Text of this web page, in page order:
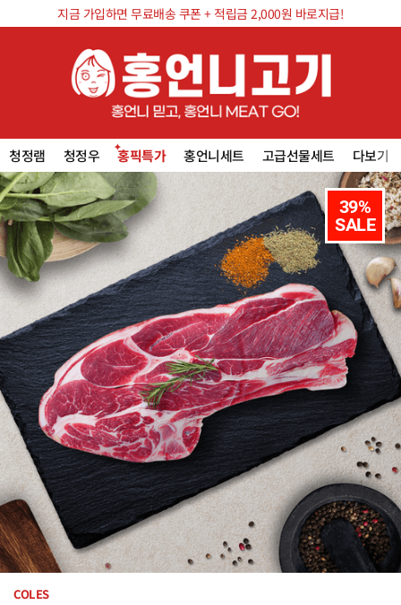
지금 가입하면 무료배송 쿠폰 + 적립금 2,000원 바로지급!
청정램 청정우 홍픽특가 홍언니세트 고급선물세트 다보기
39%
SALE
COLES